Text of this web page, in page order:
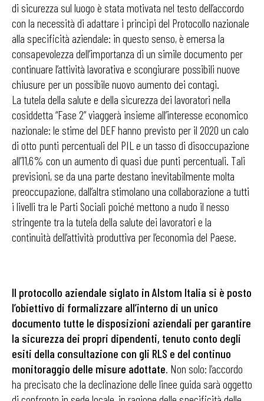
di sicurezza sul luogo è stata motivata nel testo dell’accordo
con la necessità di adattare i principi del Protocollo nazionale
alla specificità aziendale: in questo senso, è emersa la
consapevolezza dell’importanza di un simile documento per
continuare l’attività lavorativa e scongiurare possibili nuove
chiusure per un possibile nuovo aumento dei contagi.
La tutela della salute e della sicurezza dei lavoratori nella
cosiddetta “Fase 2” viaggerà insieme all’interesse economico
nazionale: le stime del DEF hanno previsto per il 2020 un calo
di otto punti percentuali del PIL e un tasso di disoccupazione
all’11,6% con un aumento di quasi due punti percentuali. Tali
previsioni, se da una parte destano inevitabilmente molta
preoccupazione, dall’altra stimolano una collaborazione a tutti
i livelli tra le Parti Sociali poiché mettono a nudo il nesso
stringente tra la tutela della salute dei lavoratori e la
continuità dell’attività produttiva per l’economia del Paese.
Il protocollo aziendale siglato in Alstom Italia si è posto
l’obiettivo di formalizzare all’interno di un unico
documento tutte le disposizioni aziendali per garantire
la sicurezza dei propri dipendenti, tenuto conto degli
esiti della consultazione con gli RLS e del continuo
monitoraggio delle misure adottate. Non solo: l’accordo
ha precisato che la declinazione delle linee guida sarà oggetto